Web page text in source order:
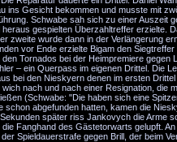
ins Gesicht bekommen und musste mit
Schwabe sah sich zu einer Auszeit
gespielten Überzahltreffer erzielte.
zweite wurde dann in der Verlängerung
vor Ende erzielte Bigam den
Tornados bei der Heimpremiere
– ein Querpass im eigenen Drittel. Die
bei den Nieskyern denen im ersten
nach und nach einer Resignation, die
(Schwabe: "Die haben sich eine
schon abgefunden hatten, kamen die
später riss Jankovych die Arme
Fanghand des Gästetorwarts gelupft.
Spieldauerstrafe gegen Brill, der beim